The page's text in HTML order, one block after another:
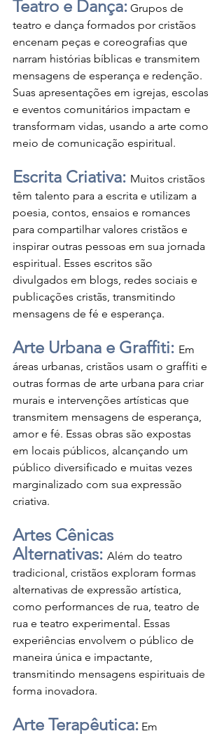
Teatro e Dança: Grupos de
teatro e dança formados por cristãos
encenam peças e coreografias que
narram histórias bíblicas e transmitem
mensagens de esperança e redenção.
Suas apresentações em igrejas, escolas
e eventos comunitários impactam e
transformam vidas, usando a arte como
meio de comunicação espiritual.
Escrita Criativa: Muitos cristãos
têm talento para a escrita e utilizam a
poesia, contos, ensaios e romances
para compartilhar valores cristãos e
inspirar outras pessoas em sua jornada
espiritual. Esses escritos são
divulgados em blogs, redes sociais e
publicações cristãs, transmitindo
mensagens de fé e esperança.
Arte Urbana e Graffiti: Em
áreas urbanas, cristãos usam o graffiti e
outras formas de arte urbana para criar
murais e intervenções artísticas que
transmitem mensagens de esperança,
amor e fé. Essas obras são expostas
em locais públicos, alcançando um
público diversificado e muitas vezes
marginalizado com sua expressão
criativa.
Artes Cênicas
Alternativas: Além do teatro
tradicional, cristãos exploram formas
alternativas de expressão artística,
como performances de rua, teatro de
rua e teatro experimental. Essas
experiências envolvem o público de
maneira única e impactante,
transmitindo mensagens espirituais de
forma inovadora.
Arte Terapêutica: Em